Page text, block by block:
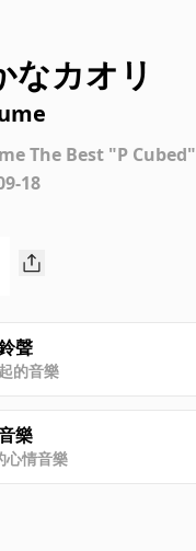
なカオリ
The Best "P Cubed"
18
聲
的音樂
樂
心情音樂